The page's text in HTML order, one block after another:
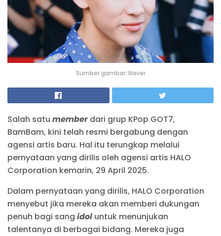
Sumber gambar: Naver
Salah satu memberdari grup KPop GOT7,
BamBam, kini telah resmi bergabung dengan
agensi artis baru. Hal itu terungkap melalui
pernyataan yang dirilis oleh agensi artis HALO
Corporation kemarin, 29 April 2025.
Dalam pernyataan yang dirilis, HALO Corporation
menyebut jika mereka akan memberi dukungan
penuh bagi sang idol untuk menunjukan
talentanya di berbagai bidang. Mereka juga